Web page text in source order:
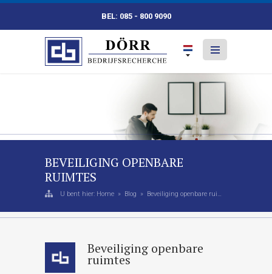
BEL: 085 - 800 9090
BEVEILIGING OPENBARE
RUIMTES
U bent hier: Home » Blog » Beveiliging openbare ruimtes
Beveiliging openbare
ruimtes